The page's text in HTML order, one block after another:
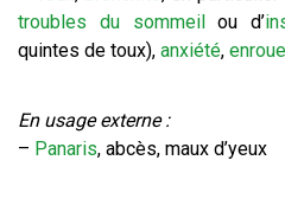
troubles du sommeilou d’
quintes de toux), anxiété,
En usage externe :
– Panaris, abcès, maux d’yeux